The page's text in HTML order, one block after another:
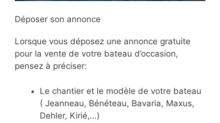
Déposer son annonce
Lorsque vous déposez une annonce gratuite
pour la vente de votre bateau d’occasion,
pensez à préciser:
Le chantier et le modèle de votre bateau
( Jeanneau, Bénéteau, Bavaria, Maxus,
Dehler, Kirié,…)